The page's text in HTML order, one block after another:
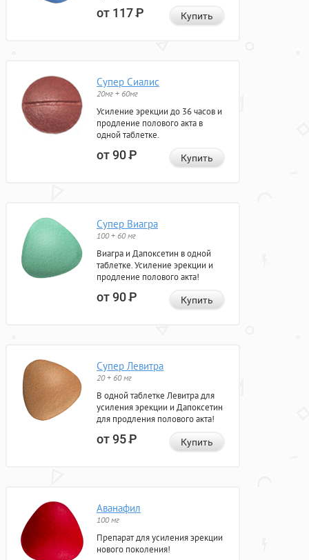
от 117Р Купить
Супер Сиалис
20мг + 60мг
Усиление эрекции до 36 часов и
продление полового акта в
одной таблетке.
от 90Р Купить
Супер Виагра
100 + 60 мг
Виагра и Дапоксетин в одной
таблетке. Усиление эрекции и
продление полового акта!
от 90Р Купить
Супер Левитра
20 + 60 мг
В одной таблетке Левитра для
усиления эрекции и Дапоксетин
для продления полового акта!
от 95Р Купить
Аванафил
100 мг
Препарат для усиления эрекции
нового поколения!